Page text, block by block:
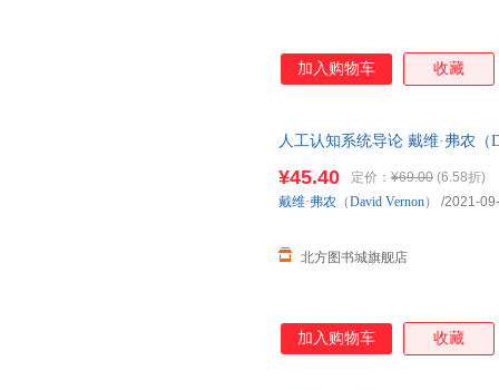
加入购物车 收藏
人工认知系统导论 戴维·弗农（
¥45.40 定价： ¥69.00 (6.58折)
北方图书城旗舰店
戴维·弗农 （David Vernon） /2021-
加入购物车 收藏